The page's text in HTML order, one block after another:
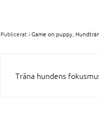
Publicerat i Game on puppy
Träna hundens